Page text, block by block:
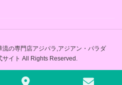
の専門店アジパラ,アジアン・パラダ
サイト All Rights Reserved.